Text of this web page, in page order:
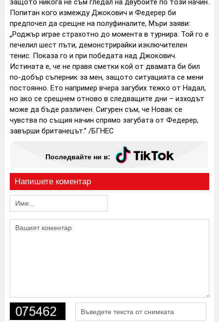
защото никога не съм гледал на двубоите по този начин.
Попитан кого измежду Джокович и Федерер би
предпочел да срещне на полуфиналите, Мъри заяви:
„Роджър играе страхотно до момента в турнира. Той го е
печелил шест пъти, демонстрирайки изключителен
тенис. Показа го и при победата над Джокович.
Истината е, че не правя сметки кой от двамата би бил
по-добър съперник за мен, защото ситуацията се мени
постоянно. Ето например вчера загубих тежко от Надал,
но ако се срещнем отново в следващите дни – изходът
може да бъде различен. Сигурен съм, че Новак се
чувства по същия начин спрямо загубата от Федерер,
завърши британецът.” /БГНЕС
Последвайте ни в:
Напишете коментар